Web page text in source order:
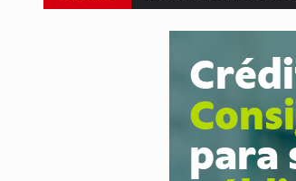
LAZER:Seis lugares
FTICCO e
INCLUSÃO: Prefeitura
Exército testa
TEMAS